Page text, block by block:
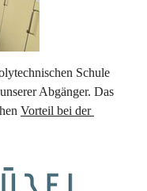
Schule
Abgänger. Das
Vorteil bei der